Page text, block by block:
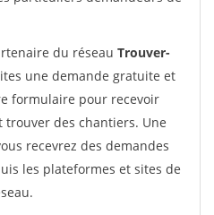
du réseau Trouver-
une demande gratuite et
formulaire pour recevoir
trouver des chantiers. Une
recevrez des demandes
les plateformes et sites de